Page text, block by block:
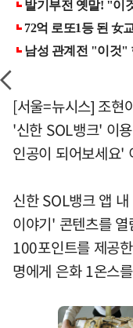
[서울=뉴시스] 조현
'신한 SOL뱅크' 이
인공이 되어보세요'
신한 SOL뱅크 앱
이야기' 콘텐츠를
100포인트를 제공
명에게 은화 1온스